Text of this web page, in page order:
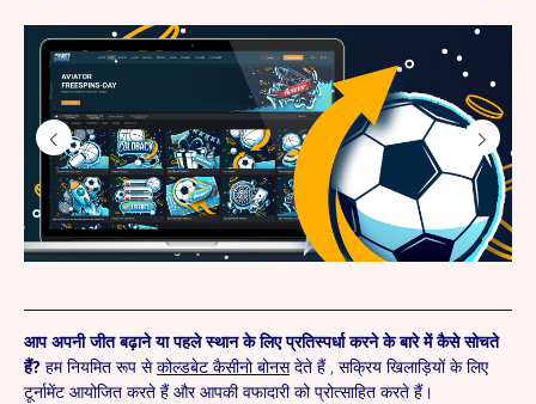
आप अपनी जीत बढ़ाने या पहले स्थान के लिए प्रतिस्पर्धा करने के बारे में कैसे सोचते
हैं? हम नियमित रूप सेकोल्डबेट कैसीनो बोनसदेते हैं , सक्रिय खिलाड़ियों के लिए
टूर्नामेंट आयोजित करते हैं और आपकी वफादारी को प्रोत्साहित करते हैं।